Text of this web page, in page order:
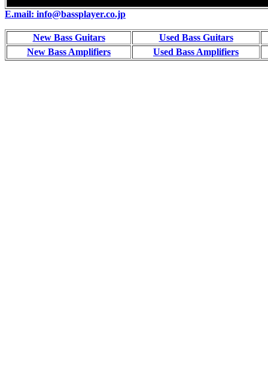
E.mail: info@bassplayer.co.jp
New Bass Guitars
Used Bass Guitars
New Bass Amplifiers
Used Bass Amplifiers